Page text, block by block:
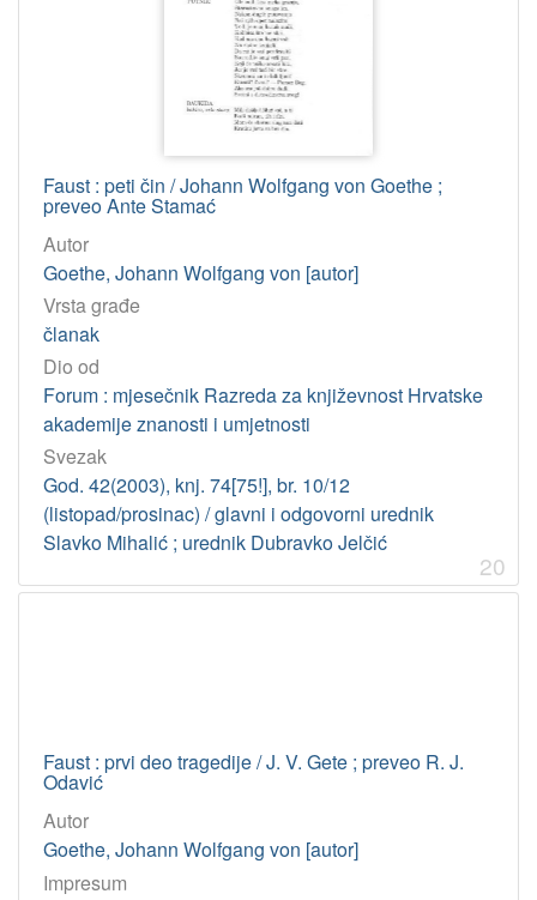
Faust : peti čin / Johann Wolfgang von Goethe ;
preveo Ante Stamać
Autor
Goethe, Johann Wolfgang von [autor]
Vrsta građe
članak
Dio od
Forum : mjesečnik Razreda za književnost Hrvatske
akademije znanosti i umjetnosti
Svezak
God. 42(2003), knj. 74[75!], br. 10/12
(listopad/prosinac) / glavni i odgovorni urednik
Slavko Mihalić ; urednik Dubravko Jelčić
20
Faust : prvi deo tragedije / J. V. Gete ; preveo R. J.
Odavić
Autor
Goethe, Johann Wolfgang von [autor]
Impresum